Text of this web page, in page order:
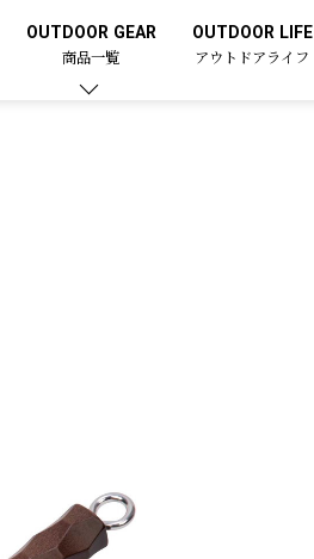
OUTDOOR GEAR
商品一覧
OUTDOOR LIFE
アウトドアライフ